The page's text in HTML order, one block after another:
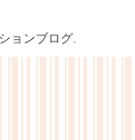
ョンブログ.